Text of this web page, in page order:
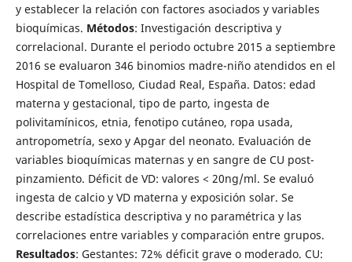
y establecer la relación con factores asociados y variables
bioquímicas. Métodos: Investigación descriptiva y
correlacional. Durante el periodo octubre 2015 a septiembre
2016 se evaluaron 346 binomios madre-niño atendidos en el
Hospital de Tomelloso, Ciudad Real, España. Datos: edad
materna y gestacional, tipo de parto, ingesta de
polivitamínicos, etnia, fenotipo cutáneo, ropa usada,
antropometría, sexo y Apgar del neonato. Evaluación de
variables bioquímicas maternas y en sangre de CU post-
pinzamiento. Déficit de VD: valores < 20ng/ml. Se evaluó
ingesta de calcio y VD materna y exposición solar. Se
describe estadística descriptiva y no paramétrica y las
correlaciones entre variables y comparación entre grupos.
Resultados: Gestantes: 72% déficit grave o moderado. CU: